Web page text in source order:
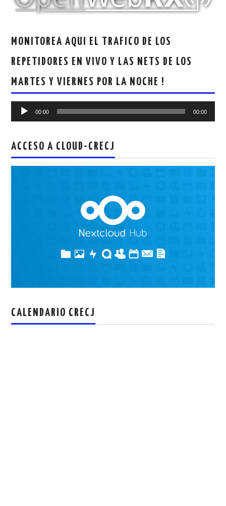
MONITOREA AQUI EL TRAFICO DE LOS
REPETIDORES EN VIVO Y LAS NETS DE LOS
MARTES Y VIERNES POR LA NOCHE !
Reproductor
00:00 00:00
ACCESO A CLOUD-CRECJ
CALENDARIO CRECJ